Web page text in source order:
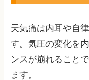
天気痛は内耳や自
す。気圧の変化を
ンスが崩れること
ます。